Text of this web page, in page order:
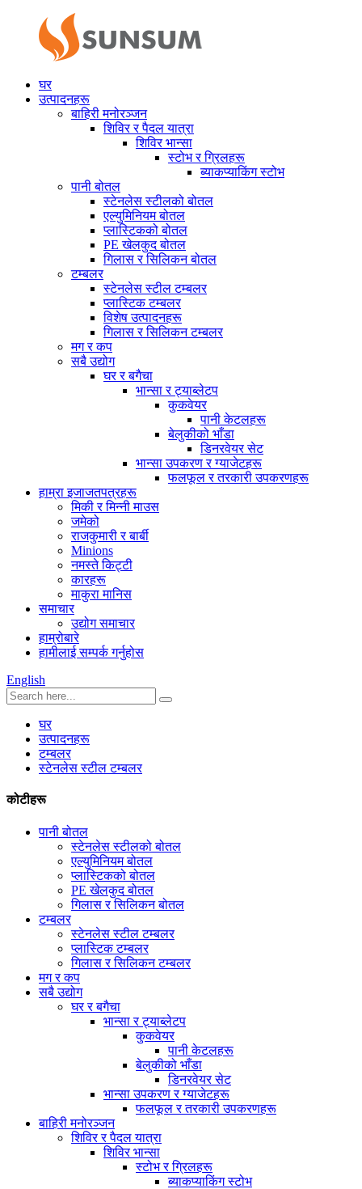
घर
उत्पादनहरू
बाहिरी मनोरञ्जन
शिविर र पैदल यात्रा
शिविर भान्सा
स्टोभ र ग्रिलहरू
ब्याकप्याकिंग स्टोभ
पानी बोतल
स्टेनलेस स्टीलको बोतल
एल्युमिनियम बोतल
प्लास्टिकको बोतल
PE खेलकुद बोतल
गिलास र सिलिकन बोतल
टम्बलर
स्टेनलेस स्टील टम्बलर
प्लास्टिक टम्बलर
विशेष उत्पादनहरू
गिलास र सिलिकन टम्बलर
मग र कप
सबै उद्योग
घर र बगैचा
भान्सा र ट्याब्लेटप
कुकवेयर
पानी केटलहरू
बेलुकीको भाँडा
डिनरवेयर सेट
भान्सा उपकरण र ग्याजेटहरू
फलफूल र तरकारी उपकरणहरू
हाम्रा इजाजतपत्रहरू
मिकी र मिन्नी माउस
जमेको
राजकुमारी र बार्बी
Minions
नमस्ते किट्टी
कारहरू
माकुरा मानिस
समाचार
उद्योग समाचार
हाम्रोबारे
हामीलाई सम्पर्क गर्नुहोस
English
घर
उत्पादनहरू
टम्बलर
स्टेनलेस स्टील टम्बलर
कोटीहरू
पानी बोतल
स्टेनलेस स्टीलको बोतल
एल्युमिनियम बोतल
प्लास्टिकको बोतल
PE खेलकुद बोतल
गिलास र सिलिकन बोतल
टम्बलर
स्टेनलेस स्टील टम्बलर
प्लास्टिक टम्बलर
गिलास र सिलिकन टम्बलर
मग र कप
सबै उद्योग
घर र बगैचा
भान्सा र ट्याब्लेटप
कुकवेयर
पानी केटलहरू
बेलुकीको भाँडा
डिनरवेयर सेट
भान्सा उपकरण र ग्याजेटहरू
फलफूल र तरकारी उपकरणहरू
बाहिरी मनोरञ्जन
शिविर र पैदल यात्रा
शिविर भान्सा
स्टोभ र ग्रिलहरू
ब्याकप्याकिंग स्टोभ